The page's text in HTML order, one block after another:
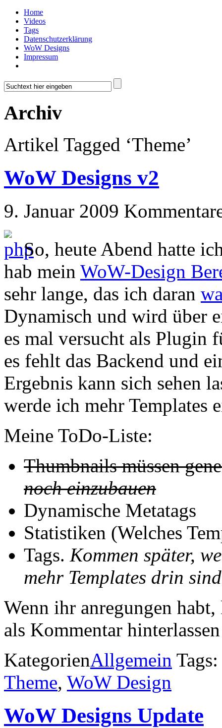
Home
Videos
Tags
Datenschutzerklärung
WoW Designs
Impressum
Archiv
Artikel Tagged ‘Theme’
WoW Designs v2
9. Januar 2009
So, heute Abend hatte
hab mein WoW-Design
sehr lange, das ich daran
Dynamisch und wird über
es mal versucht als Plugin
es fehlt das Backend und
Ergebnis kann sich sehen
werde ich mehr Templates
Meine ToDo-Liste:
Thumbnails müssen
noch einzubauen
Dynamische Metatags
Statistiken (Welches
Tags. Kommen später,
mehr Templates drin
Wenn ihr anregungen
als Kommentar
KategorienAllgemein
Theme, WoW Design
WoW Designs Update